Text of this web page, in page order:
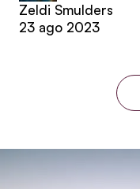
Zeldi Smulders
23 ago 2023